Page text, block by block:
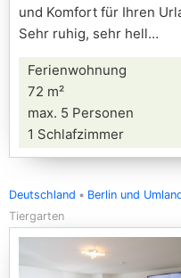
und Komfort für Ihren
Sehr ruhig, sehr hell
Ferienwohnung
72 m²
max. 5 Personen
1 Schlafzimmer
Deutschland Berlin und
Tiergarten